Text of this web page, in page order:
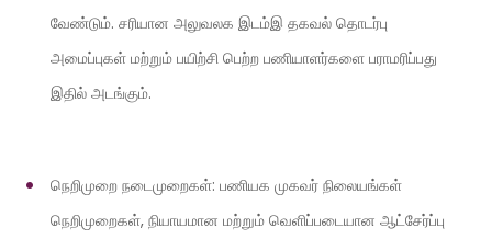
வேண்டும். சரியான அலுவலக இடம்இ தகவல் தொடர்பு
அமைப்புகள் மற்றும் பயிற்சி பெற்ற பணியாளர்களை பராமரிப்பது
இதில் அடங்கும்.
நெறிமுறை நடைமுறைகள்: பணியக முகவர் நிலையங்கள்
நெறிமுறைகள், நியாயமான மற்றும் வெளிப்படையான ஆட்சேர்ப்பு